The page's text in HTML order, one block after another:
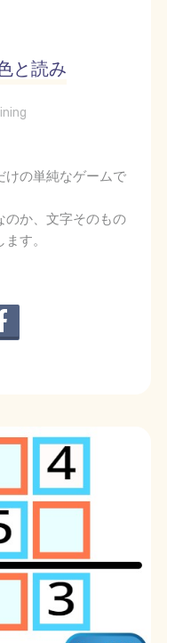
と読み
けの単純なゲームで
のか、文字そのもの
す。